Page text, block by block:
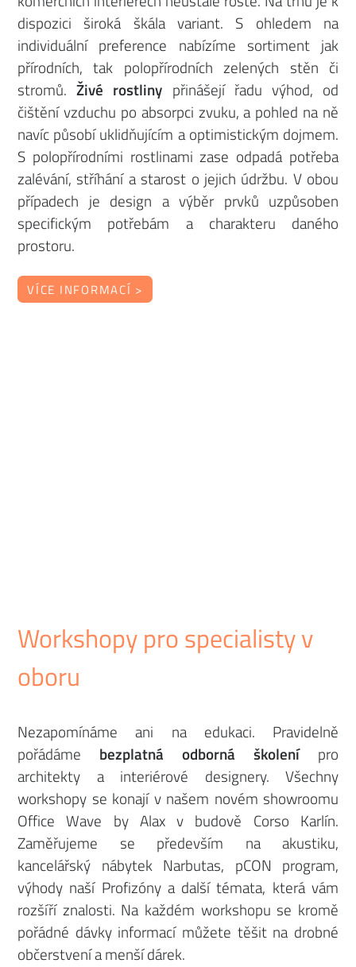
dispozici široká škála variant. S ohledem na
individuální preference nabízíme sortiment jak
přírodních, tak polopřírodních zelených stěn či
stromů.Živé rostliny přinášejí řadu výhod, od
čištění vzduchu po absorpci zvuku, a pohled na ně
navíc působí uklidňujícím a optimistickým dojmem.
S polopřírodními rostlinami zase odpadá potřeba
zalévání, stříhání a starost o jejich údržbu. V obou
případech je design a výběr prvků uzpůsoben
specifickým potřebám a charakteru daného
prostoru.
VÍCE INFORMACÍ >
Workshopy pro specialisty v
oboru
Nezapomínáme ani na edukaci. Pravidelně
pořádáme bezplatná odborná školenípro
architekty a interiérové designery. Všechny
workshopy se konají v našem novém showroomu
Office Wave by Alax v budově Corso Karlín.
Zaměřujeme se především na akustiku,
kancelářský nábytek Narbutas, pCON program,
výhody naší Profizóny a další témata, která vám
rozšíří znalosti. Na každém workshopu se kromě
pořádné dávky informací můžete těšit na drobné
občerstvení a menší dárek.